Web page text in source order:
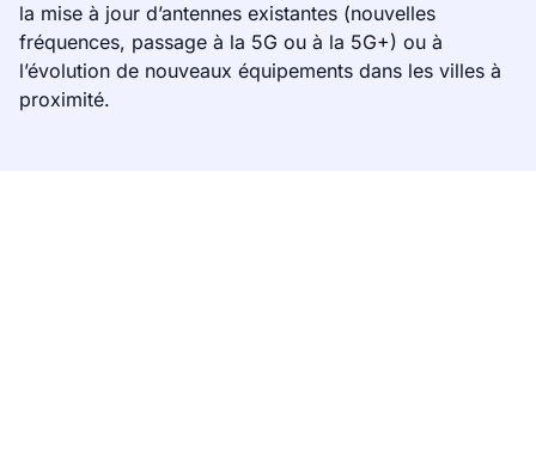
la mise à jour d’antennes existantes (nouvelles
fréquences, passage à la 5G ou à la 5G+) ou à
l’évolution de nouveaux équipements dans les villes à
proximité.